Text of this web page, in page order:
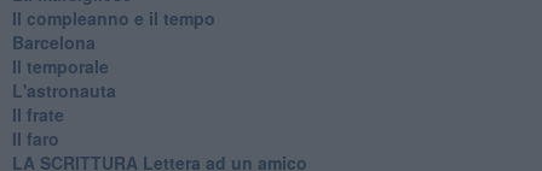
Il compleanno e il tempo
Barcelona
Il temporale
L'astronauta
Il frate
Il faro
​LA SCRITTURA Lettera ad un amico